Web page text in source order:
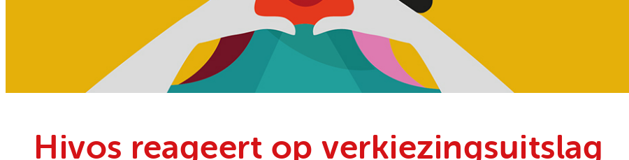
Hivos reageert op verkiezingsuitslag
Noodfonds voor activisten
Veelgestelde vragen